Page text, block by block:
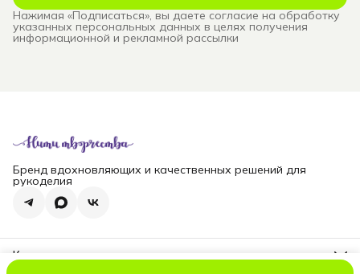
Нажимая «Подписаться», вы даете согласие на обработку
указанных персональных данных в целях получения
информационной и рекламной рассылки
Бренд вдохновляющих и качественных решений для
рукоделия
Контакты